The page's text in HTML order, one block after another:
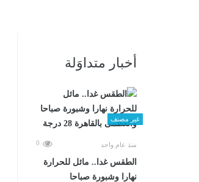
أخبار متداوَلة
غير مصنف
منذ عام واحد 0
الطقس غدا.. مائل للحرارة
نهارا وشبورة صباحا